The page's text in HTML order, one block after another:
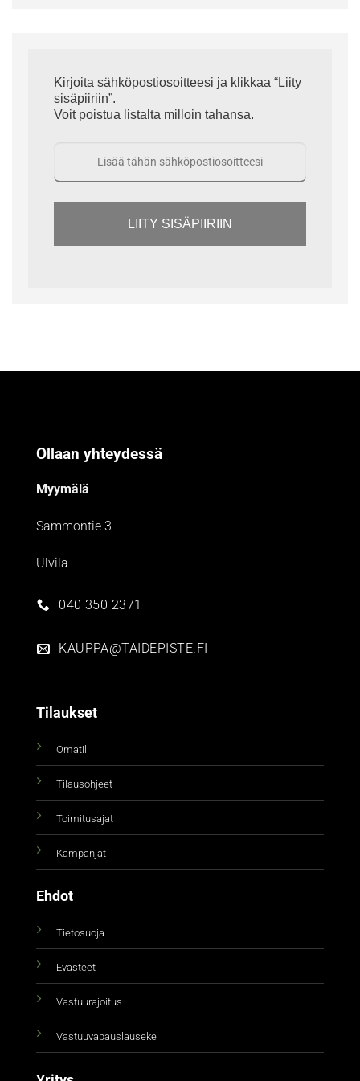
Kirjoita sähköpostiosoitteesi ja klikkaa “Liity
sisäpiiriin”.
Voit poistua listalta milloin tahansa.
LIITY SISÄPIIRIIN
Ollaan yhteydessä
Myymälä
Sammontie 3
Ulvila
040 350 2371
KAUPPA@TAIDEPISTE.FI
Tilaukset
Omatili
Tilausohjeet
Toimitusajat
Kampanjat
Ehdot
Tietosuoja
Evästeet
Vastuurajoitus
Vastuuvapauslauseke